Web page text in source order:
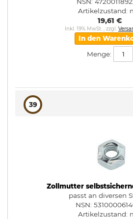
NSN:
Artikelzustand:
19,61 €
Inkl. 19% MwSt. , zzgl.
In den
Menge:
39
Zollmutter
passt an diversen
NSN:
Artikelzustand: